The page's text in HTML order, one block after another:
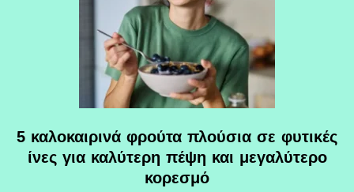
5 καλοκαιρινά φρούτα πλούσια σε φυτικές
ίνες για καλύτερη πέψη και μεγαλύτερο
κορεσμό